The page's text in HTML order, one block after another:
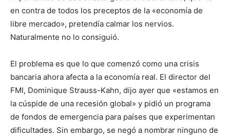
en contra de todos los preceptos de la «economía de
libre mercado», pretendía calmar los nervios.
Naturalmente no lo consiguió.
El problema es que lo que comenzó como una crisis
bancaria ahora afecta a la economía real. El director del
FMI, Dominique Strauss-Kahn, dijo ayer que «estamos en
la cúspide de una recesión global» y pidió un programa
de fondos de emergencia para países que experimentan
dificultades. Sin embargo, se negó a nombrar ninguno de